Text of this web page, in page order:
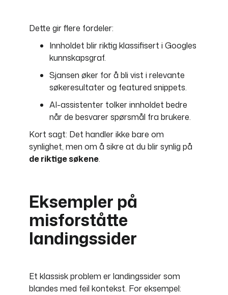
Dette gir flere fordeler:
Innholdet blir riktig klassifisert i Googles
kunnskapsgraf.
Sjansen øker for å bli vist i relevante
søkeresultater og featured snippets.
AI-assistenter tolker innholdet bedre
når de besvarer spørsmål fra brukere.
Kort sagt: Det handler ikke bare om
synlighet, men om å sikre at du blir synlig på
de riktige søkene.
Eksempler på
misforståtte
landingssider
Et klassisk problem er landingssider som
blandes med feil kontekst. For eksempel: